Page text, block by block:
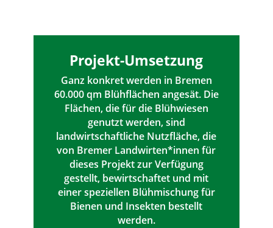
Projekt-Umsetzung
Ganz konkret werden in Bremen
60.000 qm Blühflächen angesät. Die
Flächen, die für die Blühwiesen
genutzt werden, sind
landwirtschaftliche Nutzfläche, die
von Bremer Landwirten*innen für
dieses Projekt zur Verfügung
gestellt, bewirtschaftet und mit
einer speziellen Blühmischung für
Bienen und Insekten bestellt
werden.